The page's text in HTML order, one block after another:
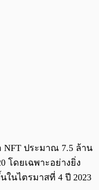
ประมาณ 7.5 ล้าน
โดยเฉพาะอย่างยิ่ง
ในไตรมาสที่ 4 ปี 2023